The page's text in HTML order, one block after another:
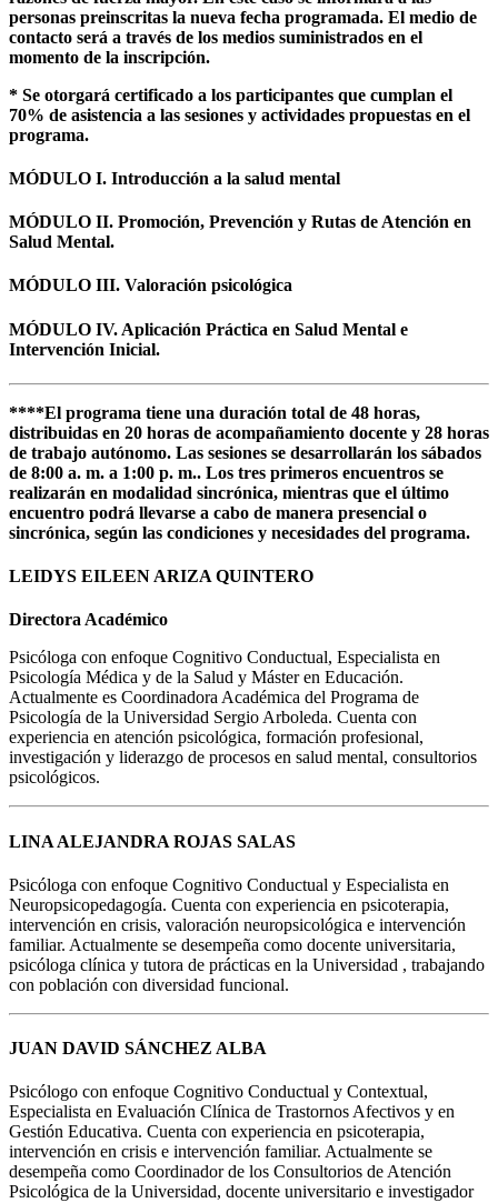
personas preinscritas la nueva fecha programada. El medio de
contacto será a través de los medios suministrados en el
momento de la inscripción.
* Se otorgará certificado a los participantes que cumplan el
70% de asistencia a las sesiones y actividades propuestas en el
programa.
MÓDULO I. Introducción a la salud mental
MÓDULO II. Promoción, Prevención y Rutas de Atención en
Salud Mental.
MÓDULO III. Valoración psicológica
MÓDULO IV. Aplicación Práctica en Salud Mental e
Intervención Inicial.
****El programa tiene una duración total de 48 horas,
distribuidas en 20 horas de acompañamiento docente y 28 horas
de trabajo autónomo. Las sesiones se desarrollarán los sábados
de 8:00 a. m. a 1:00 p. m.. Los tres primeros encuentros se
realizarán en modalidad sincrónica, mientras que el último
encuentro podrá llevarse a cabo de manera presencial o
sincrónica, según las condiciones y necesidades del programa.
LEIDYS EILEEN ARIZA QUINTERO
Directora Académico
Psicóloga con enfoque Cognitivo Conductual, Especialista en
Psicología Médica y de la Salud y Máster en Educación.
Actualmente es Coordinadora Académica del Programa de
Psicología de la Universidad Sergio Arboleda. Cuenta con
experiencia en atención psicológica, formación profesional,
investigación y liderazgo de procesos en salud mental, consultorios
psicológicos.
LINA ALEJANDRA ROJAS SALAS
Psicóloga con enfoque Cognitivo Conductual y Especialista en
Neuropsicopedagogía. Cuenta con experiencia en psicoterapia,
intervención en crisis, valoración neuropsicológica e intervención
familiar. Actualmente se desempeña como docente universitaria,
psicóloga clínica y tutora de prácticas en la Universidad , trabajando
con población con diversidad funcional.
JUAN DAVID SÁNCHEZ ALBA
Psicólogo con enfoque Cognitivo Conductual y Contextual,
Especialista en Evaluación Clínica de Trastornos Afectivos y en
Gestión Educativa. Cuenta con experiencia en psicoterapia,
intervención en crisis e intervención familiar. Actualmente se
desempeña como Coordinador de los Consultorios de Atención
Psicológica de la Universidad, docente universitario e investigador